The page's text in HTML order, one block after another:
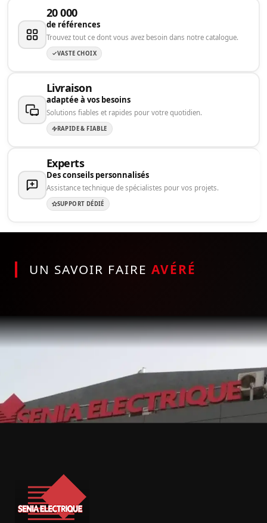
20 000
de références
Trouvez tout ce dont vous avez besoin dans notre catalogue.
VASTE CHOIX
Livraison
adaptée à vos besoins
Solutions fiables et rapides pour votre quotidien.
RAPIDE & FIABLE
Experts
Des conseils personnalisés
Assistance technique de spécialistes pour vos projets.
SUPPORT DÉDIÉ
UN SAVOIR FAIRE AVÉRÉ